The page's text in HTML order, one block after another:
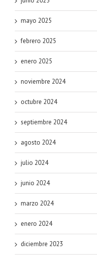
mayo 2025
febrero 2025
enero 2025
noviembre 2024
octubre 2024
septiembre 2024
agosto 2024
julio 2024
junio 2024
marzo 2024
enero 2024
diciembre 2023